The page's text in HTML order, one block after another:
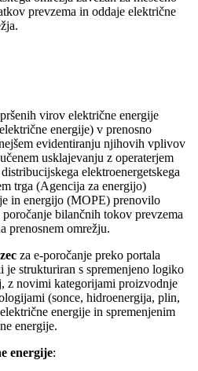
prevzema in oddaje električne
virov električne energije
energije) v prenosno
evidentiranju njihovih vplivov
usklajevanju z operaterjem
elektroenergetskega
trga (Agencija za energijo)
in energijo (MOPE) prenovilo
bilančnih tokov prevzema
prenosnem omrežju.
za e-poročanje preko portala
je strukturiran s spremenjeno logiko
z novimi kategorijami proizvodnje
(sonce, hidroenergija, plin,
energije in spremenjenim
energije.
energije: